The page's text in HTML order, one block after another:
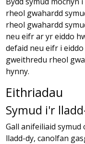
rheol gwahardd
rheol gwahardd
neu eifr ar yr eiddo
defaid neu eifr i
gweithredu rheol
hynny.
Eithriadau
Symud i'r
Gall anifeiliaid
lladd-dy, canolfan